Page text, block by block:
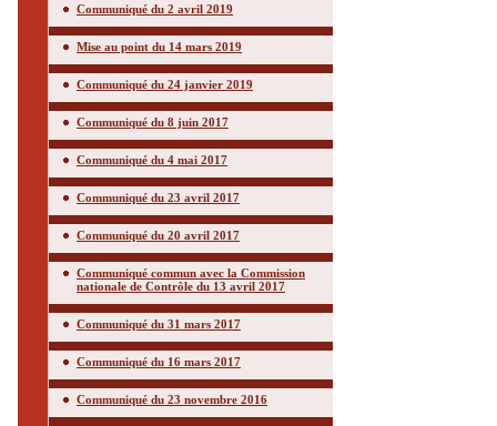
Communiqué du 2 avril 2019
Mise au point du 14 mars 2019
Communiqué du 24 janvier 2019
Communiqué du 8 juin 2017
Communiqué du 4 mai 2017
Communiqué du 23 avril 2017
Communiqué du 20 avril 2017
Communiqué commun avec la Commission
nationale de Contrôle du 13 avril 2017
Communiqué du 31 mars 2017
Communiqué du 16 mars 2017
Communiqué du 23 novembre 2016